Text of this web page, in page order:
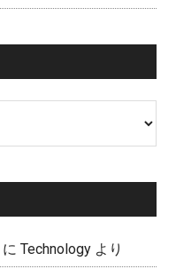
にTechnology より